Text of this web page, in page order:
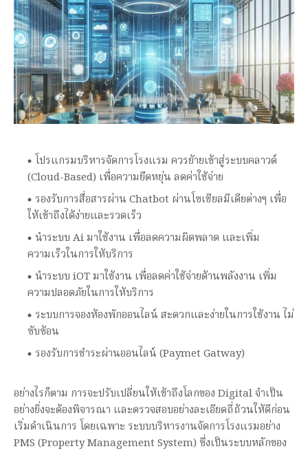
โปรแกรมบริหารจัดการโรงแรม ควรย้ายเข้าสู่ระบบคลาวด์
(Cloud-Based) เพื่อความยืดหยุ่น ลดค่าใช้จ่าย
รองรับการสื่อสารผ่าน Chatbot ผ่านโซเชียลมีเดียต่างๆ เพื่อ
ให้เข้าถึงได้ง่ายและรวดเร็ว
นำระบบ Ai มาใช้งาน เพื่อลดความผิดพลาด และเพิ่ม
ความเร็วในการให้บริการ
นำระบบ iOT มาใช้งาน เพื่อลดค่าใช้จ่ายด้านพลังงาน เพิ่ม
ความปลอดภัยในการให้บริการ
ระบบการจองห้องพักออนไลน์ สะดวกและง่ายในการใช้งาน ไม่
ซับซ้อน
รองรับการชำระผ่านออนไลน์ (Paymet Gatway)
อย่างไรก็ตาม การจะปรับเปลี่ยนให้เข้าถึงโลกของ Digital จำเป็น
อย่างยิ่งจะต้องพิจารณา และตรวจสอบอย่างละเอียดถี่ถ้วนให้ดีก่อน
เริ่มดำเนินการ โดยเฉพาะ ระบบบริหารงานจัดการโรงแรมอย่าง
PMS (Property Management System) ซึ่งเป็นระบบหลักของ